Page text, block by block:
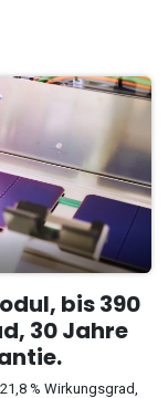
bis 390
30 Jahre
% Wirkungsgrad,